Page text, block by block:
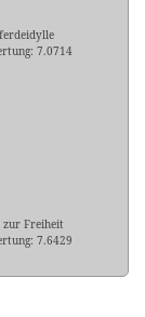
7.0714
zur Freiheit
7.6429